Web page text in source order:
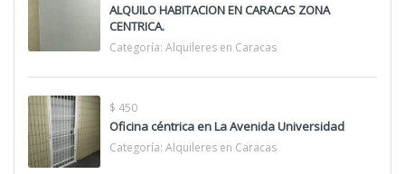
ALQUILO HABITACION EN CARACAS ZONA
CENTRICA.
Categoría: Alquileres en Caracas
$ 450
Oficina céntrica en La Avenida Universidad
Categoría: Alquileres en Caracas